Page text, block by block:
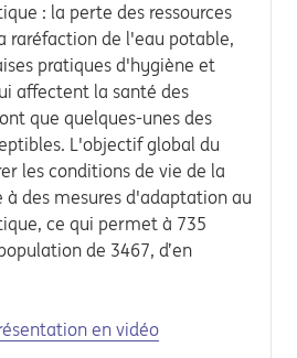
: la perte des ressources
raréfaction de l'eau potable,
pratiques d'hygiène et
affectent la santé des
que quelques-unes des
L'objectif global du
les conditions de vie de la
des mesures d'adaptation au
ce qui permet à 735
de 3467, d’en
en vidéo